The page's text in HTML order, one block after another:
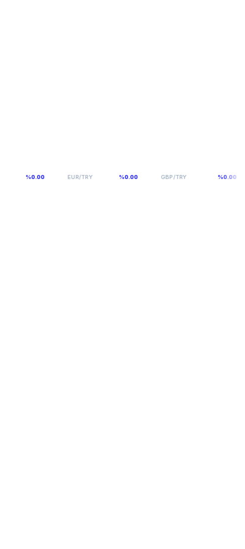
EUR/TRY54,976 GBP/TRY64,0893